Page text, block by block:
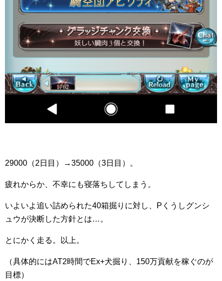
29000（2日目）→35000（3日目）。
疲れからか、不幸にも寝落ちしてしまう。
いよいよ追い詰められた40箱掘りに対し、Pくうしグンシ
ュウが決断した方針とは…。
とにかく走る。以上。
（具体的にはAT2時間でEx+犬掘り、150万貢献を稼ぐのが
目標）